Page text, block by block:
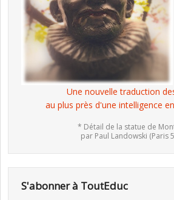
Une nouvelle traduction
au plus près d'une intelligence
* Détail de la statue de
par Paul Landowski (Paris
S'abonner à ToutEduc